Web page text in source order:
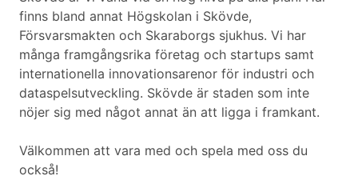
finns bland annat Högskolan i Skövde,
Försvarsmakten och Skaraborgs sjukhus. Vi har
många framgångsrika företag och startups samt
internationella innovationsarenor för industri och
dataspelsutveckling. Skövde är staden som inte
nöjer sig med något annat än att ligga i framkant.
Välkommen att vara med och spela med oss du
också!